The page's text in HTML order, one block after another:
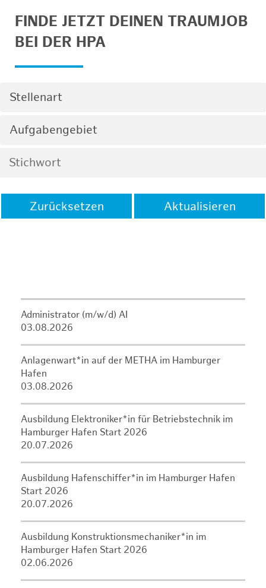
FINDE JETZT DEINEN TRAUMJOB
BEI DER HPA
Stellenart
Aufgabengebiet
Zurücksetzen Aktualisieren
Administrator (m/w/d) AI
03.08.2026
Anlagenwart*in auf der METHA im Hamburger
Hafen
03.08.2026
Ausbildung Elektroniker*in für Betriebstechnik im
Hamburger Hafen Start 2026
20.07.2026
Ausbildung Hafenschiffer*in im Hamburger Hafen
Start 2026
20.07.2026
Ausbildung Konstruktionsmechaniker*in im
Hamburger Hafen Start 2026
02.06.2026